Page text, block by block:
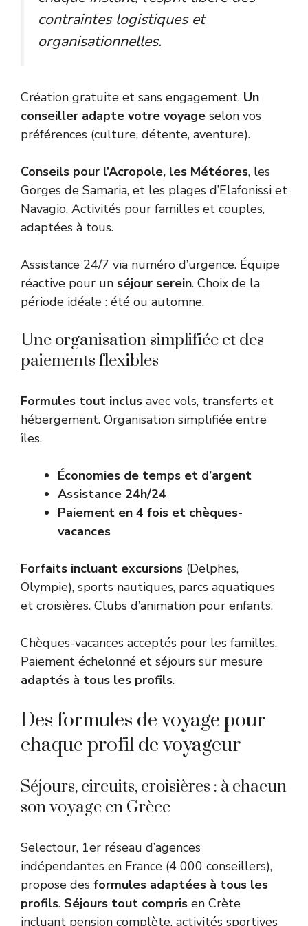
contraintes logistiques et
organisationnelles.
Création gratuite et sans engagement. Un
conseiller adapte votre voyage selon vos
préférences (culture, détente, aventure).
Conseils pour l’Acropole, les Météores, les
Gorges de Samaria, et les plages d’Elafonissi et
Navagio. Activités pour familles et couples,
adaptées à tous.
Assistance 24/7 via numéro d’urgence. Équipe
réactive pour un séjour serein. Choix de la
période idéale : été ou automne.
Une organisation simplifiée et des
paiements flexibles
Formules tout inclus avec vols, transferts et
hébergement. Organisation simplifiée entre
îles.
Économies de temps et d’argent
Assistance 24h/24
Paiement en 4 fois et chèques-
vacances
Forfaits incluant excursions (Delphes,
Olympie), sports nautiques, parcs aquatiques
et croisières. Clubs d’animation pour enfants.
Chèques-vacances acceptés pour les familles.
Paiement échelonné et séjours sur mesure
adaptés à tous les profils.
Des formules de voyage pour
chaque profil de voyageur
Séjours, circuits, croisières : à chacun
son voyage en Grèce
Selectour, 1er réseau d’agences
indépendantes en France (4 000 conseillers),
propose des formules adaptées à tous les
profils. Séjours tout compris en Crète
incluant pension complète, activités sportives